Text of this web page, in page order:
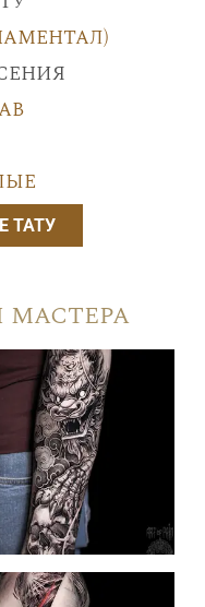
ТАТУ
мастера